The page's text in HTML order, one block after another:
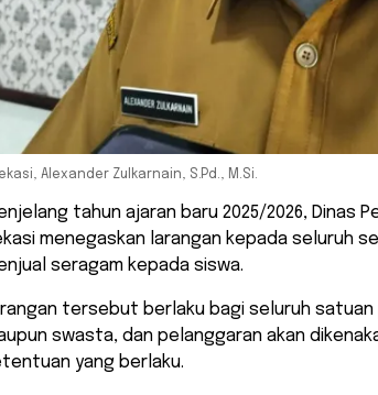
Alexander Zulkarnain, S.Pd., M.Si.
tahun ajaran baru 2025/2026, Dinas
menegaskan larangan kepada seluruh
seragam kepada siswa.
tersebut berlaku bagi seluruh satuan
swasta, dan pelanggaran akan
yang berlaku.